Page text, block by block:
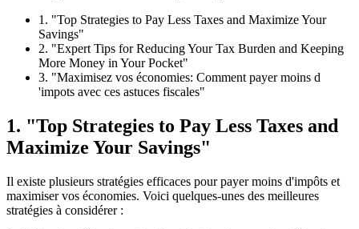
1. "Top Strategies to Pay Less Taxes and Maximize Your
Savings"
2. "Expert Tips for Reducing Your Tax Burden and Keeping
More Money in Your Pocket"
3. "Maximisez vos économies: Comment payer moins d
'impots avec ces astuces fiscales"
1. "Top Strategies to Pay Less Taxes and
Maximize Your Savings"
Il existe plusieurs stratégies efficaces pour payer moins d'impôts et
maximiser vos économies. Voici quelques-unes des meilleures
stratégies à considérer :